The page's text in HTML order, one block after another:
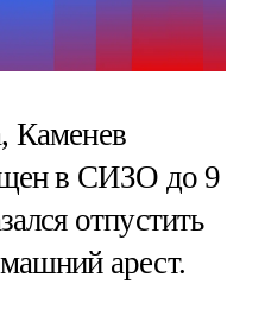
Каменев
в СИЗО до 9
отпустить
арест.